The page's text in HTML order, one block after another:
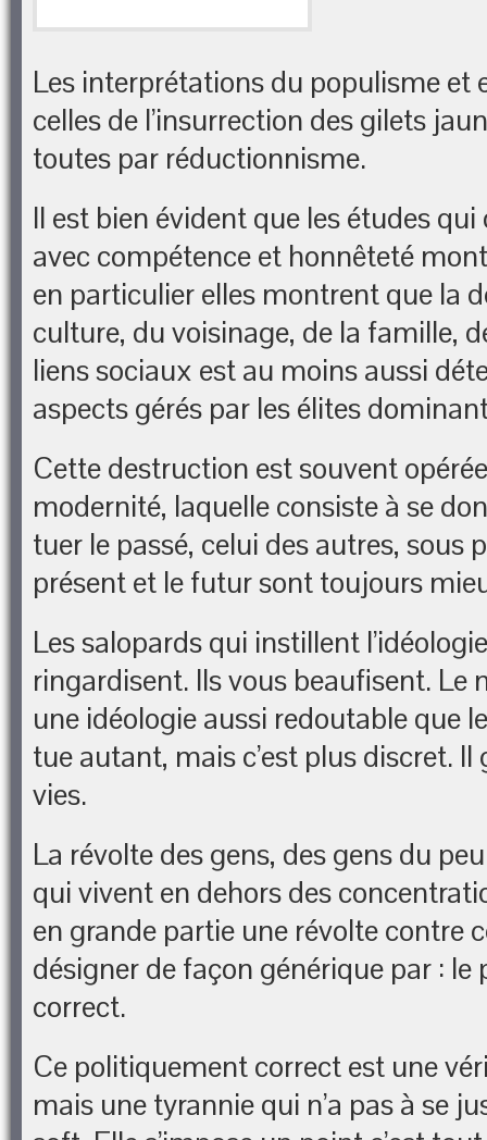
Les interprétations du populisme et
celles de l’insurrection des gilets
toutes par réductionnisme.
Il est bien évident que les études qui
avec compétence et honnêteté
en particulier elles montrent que la
culture, du voisinage, de la famille,
liens sociaux est au moins aussi
aspects gérés par les élites
Cette destruction est souvent
modernité, laquelle consiste à se
tuer le passé, celui des autres, sous
présent et le futur sont toujours
Les salopards qui instillent
ringardisent. Ils vous beaufisent. Le
une idéologie aussi redoutable que
tue autant, mais c’est plus discret.
vies.
La révolte des gens, des gens du
qui vivent en dehors des
en grande partie une révolte contre
désigner de façon générique par :
correct.
Ce politiquement correct est une
mais une tyrannie qui n’a pas à se